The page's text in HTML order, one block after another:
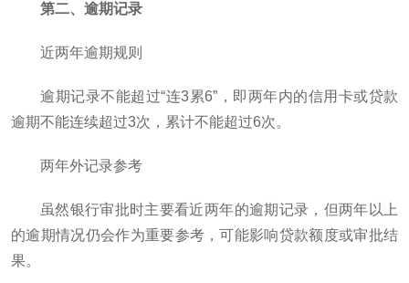
第二、逾期记录
近两年逾期规则
逾期记录不能超过“连3累6”，即两年内的信用卡或贷款
逾期不能连续超过3次，累计不能超过6次。
两年外记录参考
虽然银行审批时主要看近两年的逾期记录，但两年以上
的逾期情况仍会作为重要参考，可能影响贷款额度或审批结
果。